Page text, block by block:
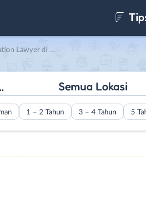
di Khalifah & Co
Semua Lokasi
1 – 2 Tahun 3 – 4 Tahun 5